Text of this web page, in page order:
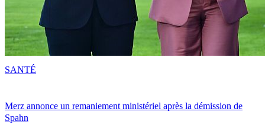
Merz annonce un remaniement ministériel après la démission de
Spahn
SANTÉ